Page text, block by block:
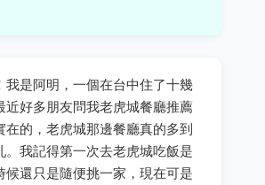
我是阿明，一個在台中住了十幾
近好多朋友問我老虎城餐廳推薦
在的，老虎城那邊餐廳真的多到
。我記得第一次去老虎城吃飯是
候還只是隨便挑一家，現在可是